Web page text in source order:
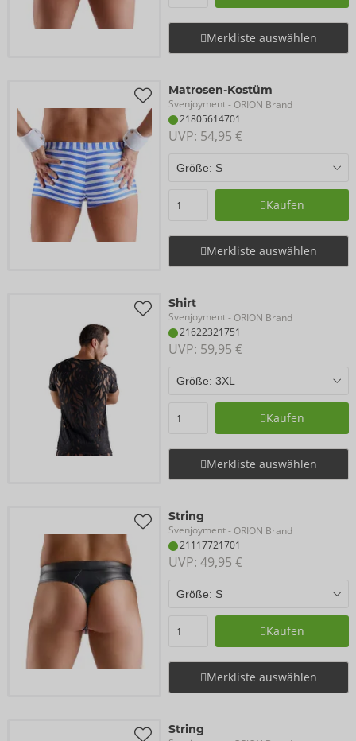
Merkliste auswählen
Matrosen-Kostüm
Svenjoyment- ORION Brand
21805614701
UVP: 54,95 €
Kaufen
Merkliste auswählen
Shirt
Svenjoyment- ORION Brand
21622321751
UVP: 59,95 €
Kaufen
Merkliste auswählen
String
Svenjoyment- ORION Brand
21117721701
UVP: 49,95 €
Kaufen
Merkliste auswählen
String